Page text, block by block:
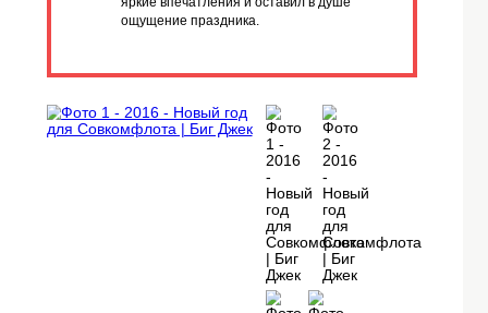
положительных эмоций и теплые фото
на память.
настоящего снежного волшебства. В
поздравления для своих родных и
друзей. Затем полярные волшебники
замораживали открытки с
пожеланиями , покрывая их “вечным
Впервые сотрудники не просто
смотрели на шоу со стороны, но и
сами участвовали играх и конкурсах.
Такой формат подарил незабываемые